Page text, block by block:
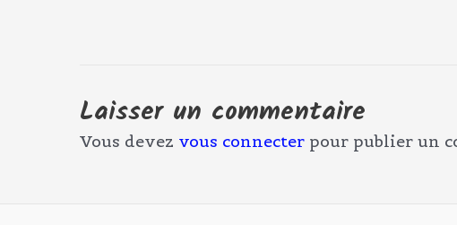
Laisser un commentaire
Vous devez vous connecter pour publier un